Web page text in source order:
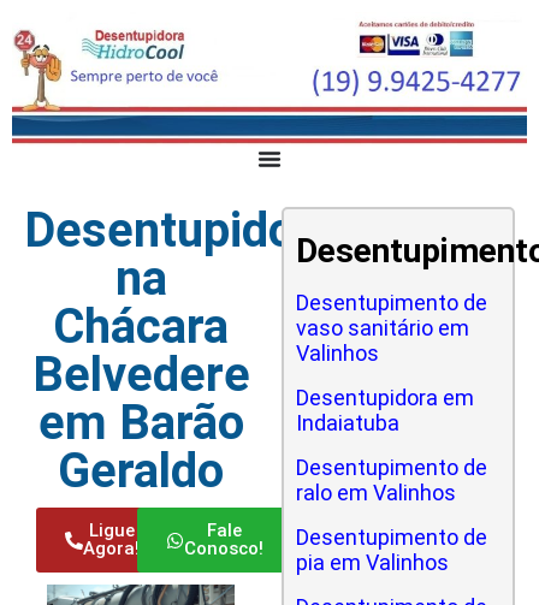
Desentupidora
na
Chácara
Belvedere
em Barão
Geraldo
Ligue
Agora!
Fale
Conosco!
Desentupimento de
vaso sanitário em
Valinhos
Desentupidora em
Indaiatuba
Desentupimento de
ralo em Valinhos
Desentupimento de
pia em Valinhos